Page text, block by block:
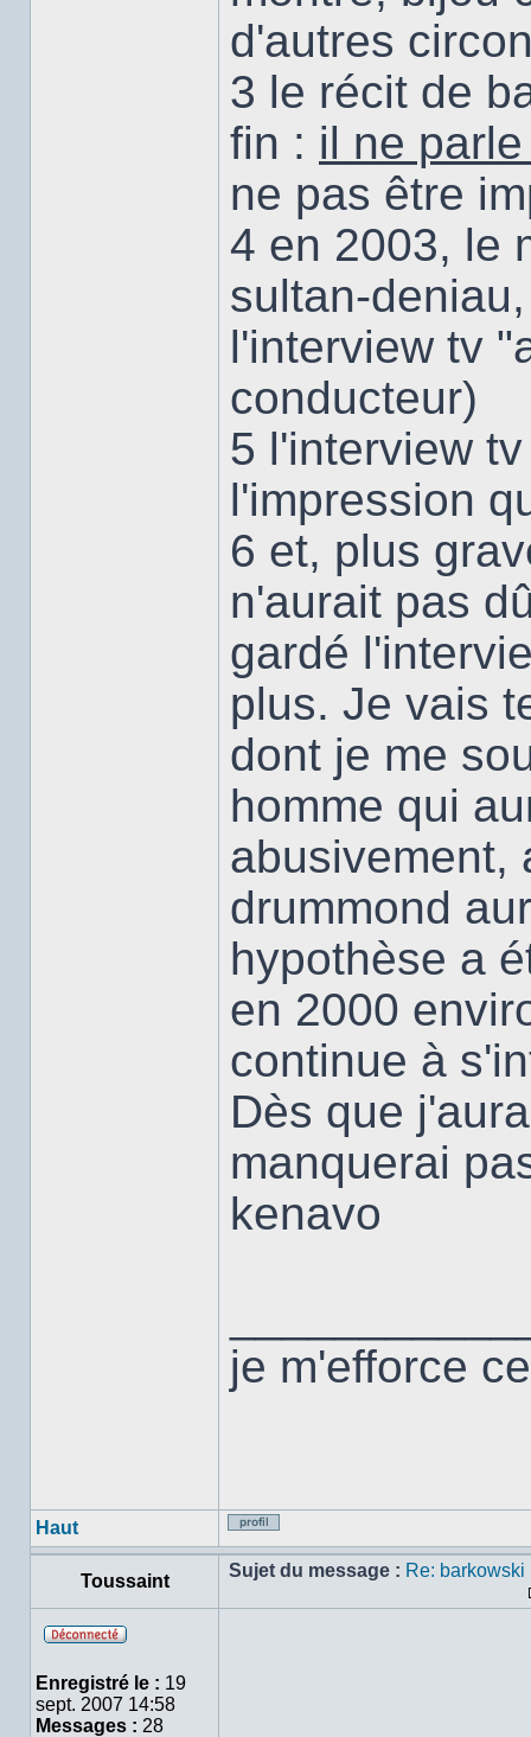
d'autres
3 le récit de
fin : il ne
ne pas être
4 en 2003, le
sultan-
l'interview tv
conducteur)
5 l'interview
l'impression
6 et, plus
n'aurait pas
gardé
plus. Je vais
dont je me
homme qui
abusivement,
drummond
hypothèse a
en 2000
continue à
Dès que
manquerai
kenavo
je m'efforce
Haut
Profil
Toussaint
Sujet du message : Re: barkowski
ligne
Enregistré le : 19
sept. 2007 14:58
Messages : 28